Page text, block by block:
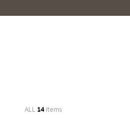
ALL 14 items